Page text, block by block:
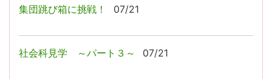
集団跳び箱に挑戦！ 07/21
社会科見学 ～パート３～ 07/21